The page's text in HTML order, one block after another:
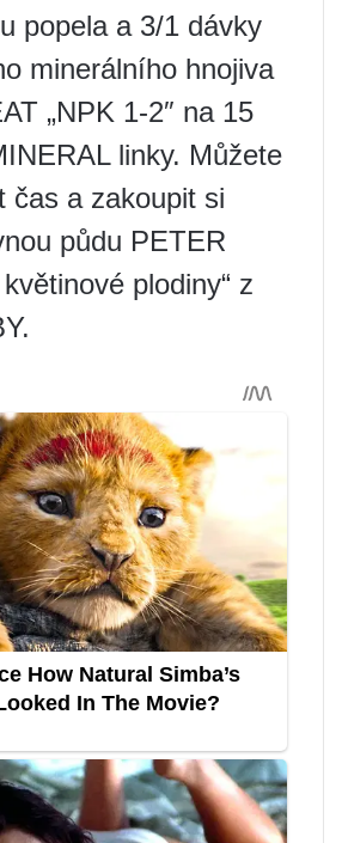
popela a 3/1 dávky
minerálního hnojiva
„NPK 1-2″ na 15
linky. Můžete
čas a zakoupit si
půdu PETER
plodiny“ z